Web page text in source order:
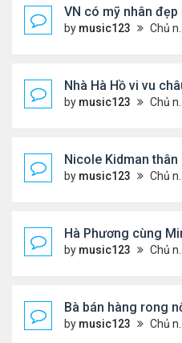
VN có mỹ nhân
by music123 Chủ nhật Tháng 7 26, 2026 4:49 pm
Nhà Hà Hồ vi vu
by music123 Chủ nhật Tháng 7 26, 2026 4:40 pm
Nicole Kidman thân
by music123 Chủ nhật Tháng 7 26, 2026 4:34 pm
Hà Phương cùng
by music123 Chủ nhật Tháng 7 26, 2026 3:51 pm
Bà bán hàng rong
by music123 Chủ nhật Tháng 7 26, 2026 3:46 pm